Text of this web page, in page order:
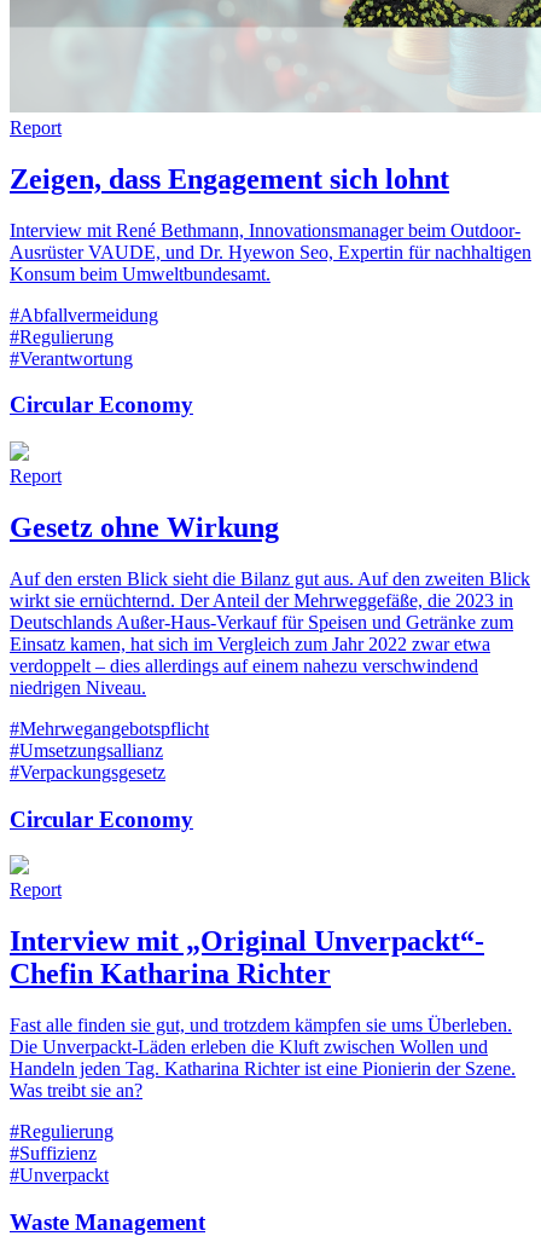
Report
Zeigen, dass Engagement sich lohnt
Interview mit René Bethmann, Innovationsmanager beim Outdoor-
Ausrüster VAUDE, und Dr. Hyewon Seo, Expertin für nachhaltigen
Konsum beim Umweltbundesamt.
#Abfallvermeidung
#Regulierung
#Verantwortung
Circular Economy
Report
Gesetz ohne Wirkung
Auf den ersten Blick sieht die Bilanz gut aus. Auf den zweiten Blick
wirkt sie ernüchternd. Der Anteil der Mehrweggefäße, die 2023 in
Deutschlands Außer-Haus-Verkauf für Speisen und Getränke zum
Einsatz kamen, hat sich im Vergleich zum Jahr 2022 zwar etwa
verdoppelt – dies allerdings auf einem nahezu verschwindend
niedrigen Niveau.
#Mehrwegangebotspflicht
#Umsetzungsallianz
#Verpackungsgesetz
Circular Economy
Report
Interview mit „Original Unverpackt“-
Chefin Katharina Richter
Fast alle finden sie gut, und trotzdem kämpfen sie ums Überleben.
Die Unverpackt-Läden erleben die Kluft zwischen Wollen und
Handeln jeden Tag. Katharina Richter ist eine Pionierin der Szene.
Was treibt sie an?
#Regulierung
#Suffizienz
#Unverpackt
Waste Management